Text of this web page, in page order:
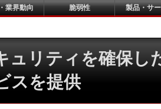
業界動向 脆弱性 製品・サ
ュリティを確保し
スを提供